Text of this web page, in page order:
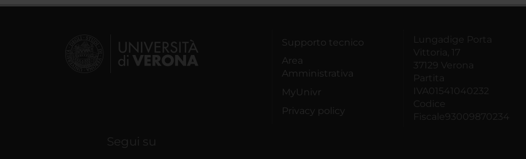
Supporto tecnico
Area
Amministrativa
MyUnivr
Privacy policy
Lungadige Porta
Vittoria, 17
37129 Verona
Partita
IVA01541040232
Codice
Fiscale93009870234
Segui su